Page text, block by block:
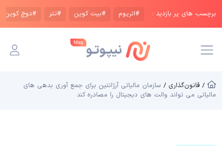
برچسب های پر بازدید : #اتریوم #بیت کوین #تتر #دوج کوین
/ قانون‌گذاری / سازمان مالیاتی آرژانتین برای جمع‌ آوری بدهی‌ های
مالیاتی می‌ تواند والت های دیجیتال را مصادره کند